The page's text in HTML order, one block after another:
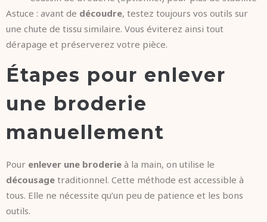
Astuce : avant de découdre, testez toujours vos outils sur
une chute de tissu similaire. Vous éviterez ainsi tout
dérapage et préserverez votre pièce.
Étapes pour enlever
une broderie
manuellement
Pour enlever une broderie à la main, on utilise le
décousage traditionnel. Cette méthode est accessible à
tous. Elle ne nécessite qu’un peu de patience et les bons
outils.